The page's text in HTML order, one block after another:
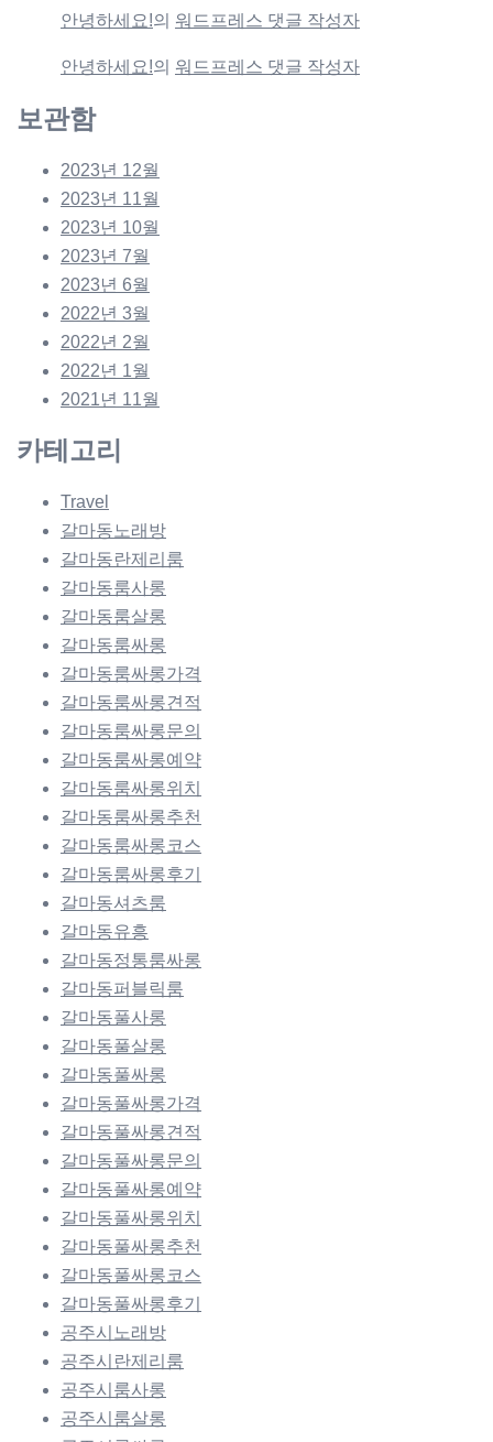
안녕하세요!의 워드프레스 댓글 작성자
안녕하세요!의 워드프레스 댓글 작성자
보관함
2023년 12월
2023년 11월
2023년 10월
2023년 7월
2023년 6월
2022년 3월
2022년 2월
2022년 1월
2021년 11월
카테고리
Travel
갈마동노래방
갈마동란제리룸
갈마동룸사롱
갈마동룸살롱
갈마동룸싸롱
갈마동룸싸롱가격
갈마동룸싸롱견적
갈마동룸싸롱문의
갈마동룸싸롱예약
갈마동룸싸롱위치
갈마동룸싸롱추천
갈마동룸싸롱코스
갈마동룸싸롱후기
갈마동셔츠룸
갈마동유흥
갈마동정통룸싸롱
갈마동퍼블릭룸
갈마동풀사롱
갈마동풀살롱
갈마동풀싸롱
갈마동풀싸롱가격
갈마동풀싸롱견적
갈마동풀싸롱문의
갈마동풀싸롱예약
갈마동풀싸롱위치
갈마동풀싸롱추천
갈마동풀싸롱코스
갈마동풀싸롱후기
공주시노래방
공주시란제리룸
공주시룸사롱
공주시룸살롱